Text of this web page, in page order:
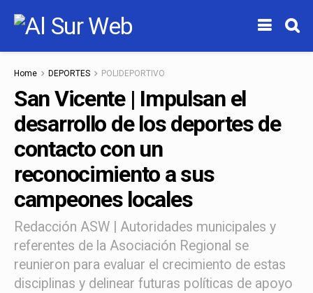
Home DEPORTES POLIDEPORTIVO
San Vicente | Impulsan el
desarrollo de los deportes de
contacto con un
reconocimiento a sus
campeones locales
Redacción ASW | Autoridades municipales y
referentes de la Asociación Regional se
reunieron para evaluar el crecimiento de estas
disciplinas y delinear futuras políticas de apoyo